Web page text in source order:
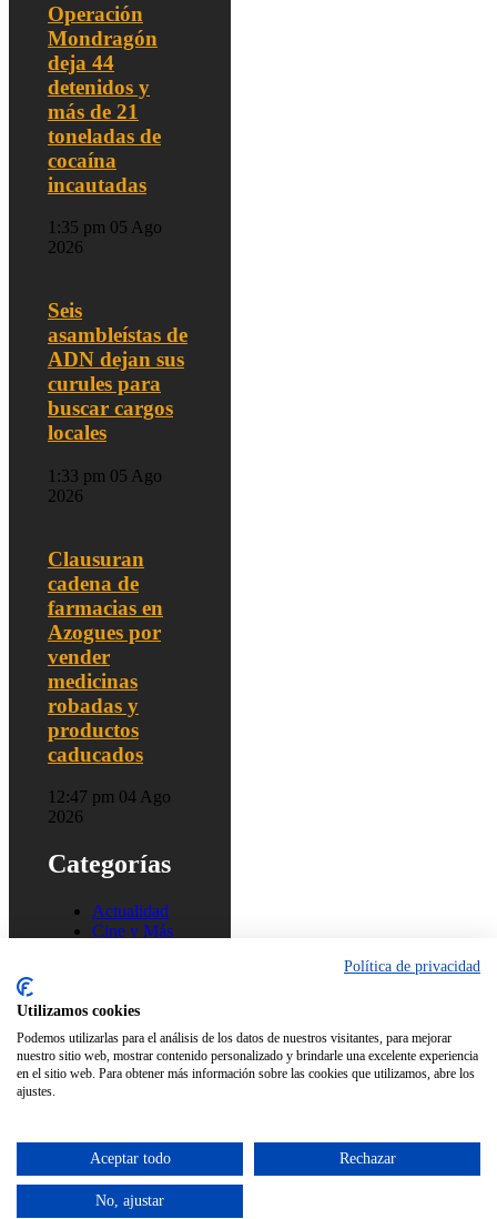
Operación
Mondragón
deja 44
detenidos y
más de 21
toneladas de
cocaína
incautadas
1:35 pm 05 Ago
2026
Seis
asambleístas de
ADN dejan sus
curules para
buscar cargos
locales
1:33 pm 05 Ago
2026
Clausuran
cadena de
farmacias en
Azogues por
vender
medicinas
robadas y
productos
caducados
12:47 pm 04 Ago
2026
Categorías
Actualidad
Cine y Más
Síguenos en
Facebook
X
Diseñado por
Ceo Servis
Política de privacidad
Utilizamos cookies
Podemos utilizarlas para el análisis de los datos de nuestros visitantes, para mejorar
nuestro sitio web, mostrar contenido personalizado y brindarle una excelente experiencia
en el sitio web. Para obtener más información sobre las cookies que utilizamos, abre los
ajustes.
Aceptar todo Rechazar
No, ajustar